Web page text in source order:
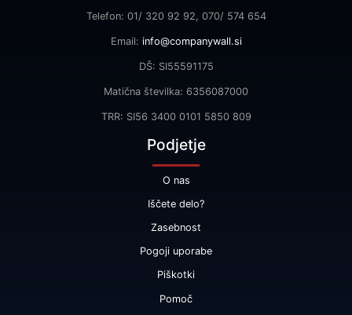
Telefon: 01/ 320 92 92, 070/ 574 654
Email: info@companywall.si
DŠ: SI55591175
Matična številka: 6356087000
TRR: SI56 3400 0101 5850 809
Podjetje
O nas
Iščete delo?
Zasebnost
Pogoji uporabe
Piškotki
Pomoč